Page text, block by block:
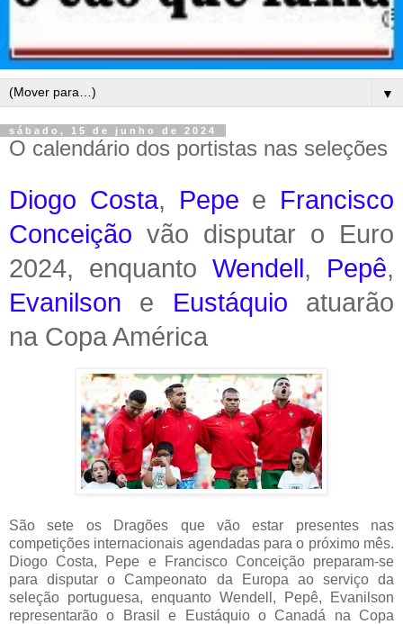
▼
sábado, 15 de junho de 2024
O calendário dos portistas nas seleções
Diogo Costa, Pepe e Francisco
Conceição vão disputar o Euro
2024, enquanto Wendell, Pepê,
Evanilson e Eustáquio atuarão
na Copa América
São sete os Dragões que vão estar presentes nas
competições internacionais agendadas para o próximo mês.
Diogo Costa, Pepe e Francisco Conceição preparam-se
para disputar o Campeonato da Europa ao serviço da
seleção portuguesa, enquanto Wendell, Pepê, Evanilson
representarão o Brasil e Eustáquio o Canadá na Copa